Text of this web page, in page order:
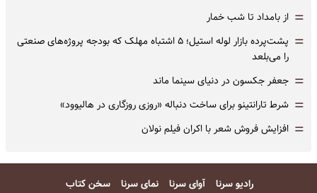
= از بامداد تا شب خمار
=
پشت‌پرده بازار لوله استیل؛ ۵ اشتباه مهلک که بودجه پروژه‌های صنعتی
را می‌بلعد
= جعفر جکسون در دنیای سینما ماند
= شرط تارانتینو برای ساخت دنباله «روزی روزگاری در هالیوود»
= افزایش فروش شعر با اکران فیلم نولان
رادیو سرنا آوای سرنا نمای سرنا سخن کتاب